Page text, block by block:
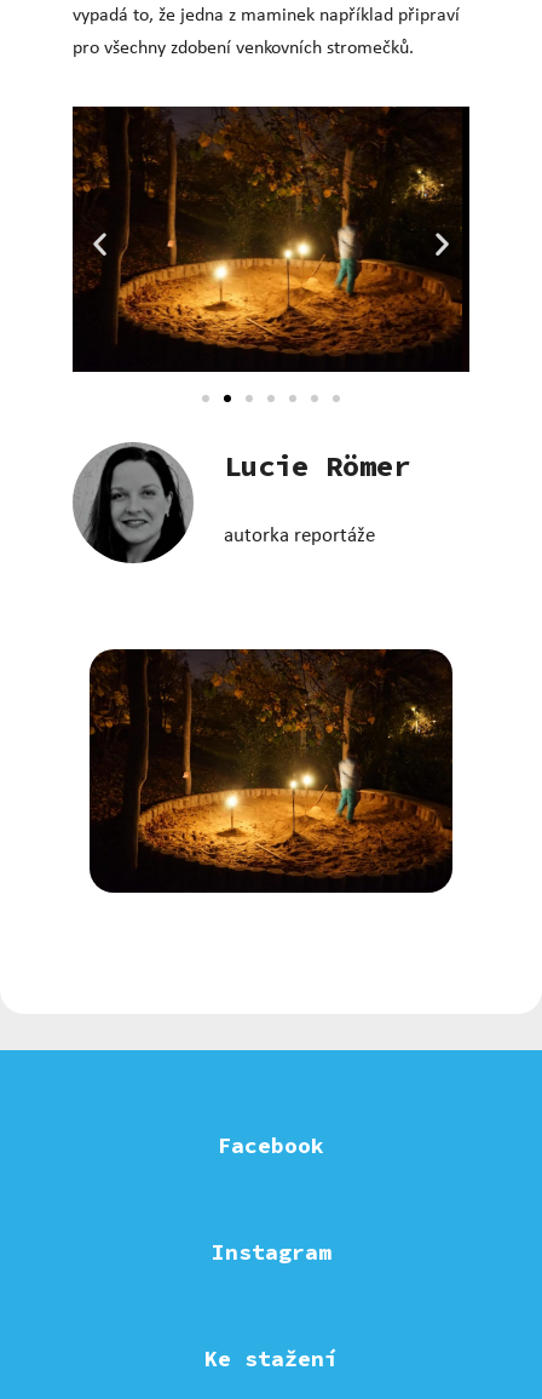
vypadá to, že jedna z maminek například připraví
pro všechny zdobení venkovních stromečků.
Lucie Römer
autorka reportáže
Facebook
Instagram
Ke stažení